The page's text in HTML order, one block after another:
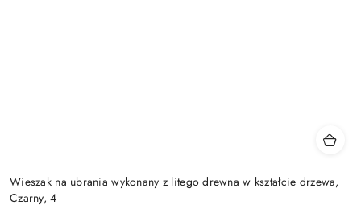
Wieszak na ubrania wykonany z litego drewna w kształcie drzewa,
Czarny, 4